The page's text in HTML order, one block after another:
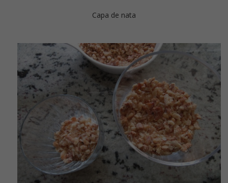
Capa de nata